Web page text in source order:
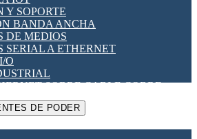
- INTERRUPTORES
SÓLIDO SSR
DE POTENCIA
Y SOPORTE
BANDA ANCHA
DE MEDIOS
SERIAL A ETHERNET
O
SOBRE CABLE COBRE
DE PODER